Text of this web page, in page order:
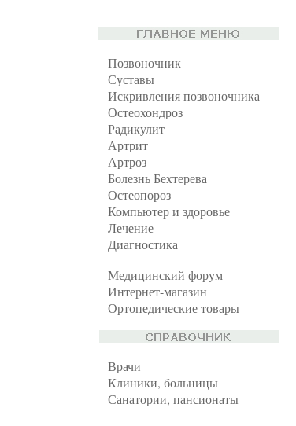
Позвоночник
Суставы
Искривления позвоночника
Остеохондроз
Радикулит
Артрит
Артроз
Болезнь Бехтерева
Остеопороз
Компьютер и здоровье
Лечение
Диагностика
Медицинский форум
Интернет-магазин
Ортопедические товары
Врачи
Клиники, больницы
Санатории, пансионаты